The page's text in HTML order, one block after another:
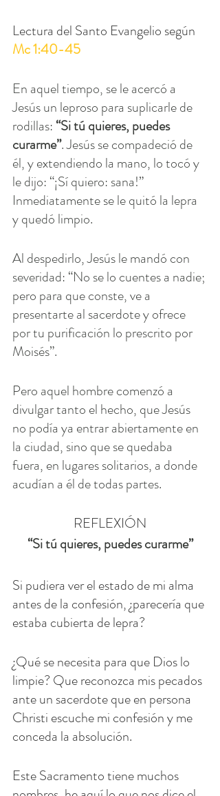
Lectura del Santo Evangelio según
Mc 1:40-45
En aquel tiempo, se le acercó a
Jesús un leproso para suplicarle de
rodillas: “Si tú quieres, puedes
curarme”. Jesús se compadeció de
él, y extendiendo la mano, lo tocó y
le dijo: “¡Sí quiero: sana!”
Inmediatamente se le quitó la lepra
y quedó limpio.
Al despedirlo, Jesús le mandó con
severidad: “No se lo cuentes a nadie;
pero para que conste, ve a
presentarte al sacerdote y ofrece
por tu purificación lo prescrito por
Moisés”.
Pero aquel hombre comenzó a
divulgar tanto el hecho, que Jesús
no podía ya entrar abiertamente en
la ciudad, sino que se quedaba
fuera, en lugares solitarios, a donde
acudían a él de todas partes.
REFLEXIÓN
“Si tú quieres, puedes curarme”
Si pudiera ver el estado de mi alma
antes de la confesión, ¿parecería que
estaba cubierta de lepra?
¿Qué se necesita para que Dios lo
limpie? Que reconozca mis pecados
ante un sacerdote que en persona
Christi escuche mi confesión y me
conceda la absolución.
Este Sacramento tiene muchos